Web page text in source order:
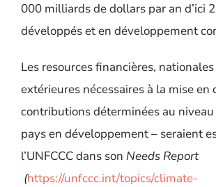
000 milliards de dollars par an d’ici
développés et en développement
Les resources financières,
extérieures nécessaires à la mise en
contributions déterminées au
pays en développement – seraient
l’UNFCCC dans son Needs Report
(https://unfccc.int/topics/climate-